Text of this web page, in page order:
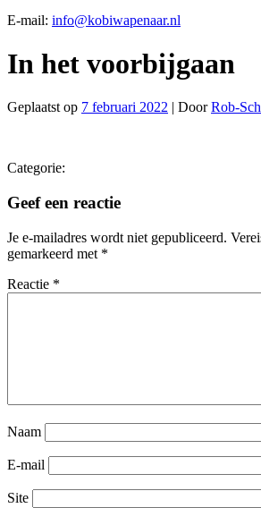
E-mail: info@kobiwapenaar.nl
In het voorbijgaan
Geplaatst op 7 februari 2022 | DoorRob-
Categorie:
Geef een reactie
Je e-mailadres wordt niet gepubliceerd.
gemarkeerd met *
Reactie *
Naam
E-mail
Site